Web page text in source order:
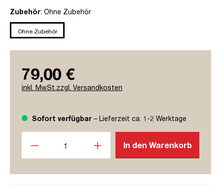
Zubehörauswählen
: Ohne Zubehör
Ohne Zubehör
79,00 €
inkl. MwSt.zzgl. Versandkosten
Sofort verfügbar – Lieferzeit ca. 1-2 Werktage
In den Warenkorb